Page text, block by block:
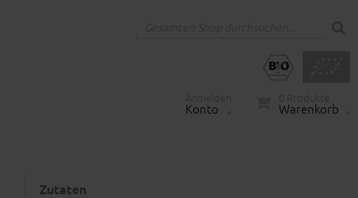
Konto Warenkorb
Zutaten